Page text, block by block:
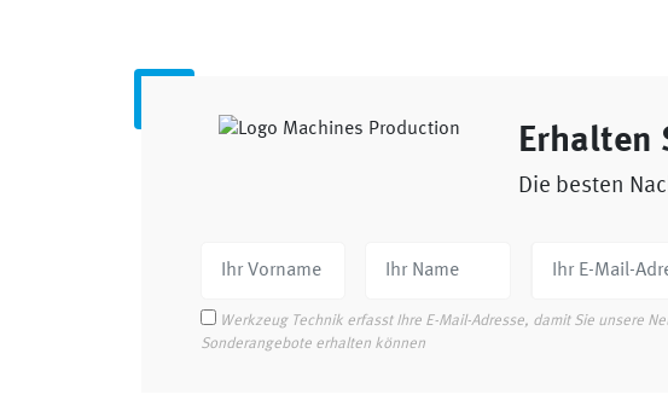
Erhalten
Die besten
Werkzeug Technik erfasst Ihre E-Mail-Adresse, damit Sie unsere
Sonderangebote erhalten können